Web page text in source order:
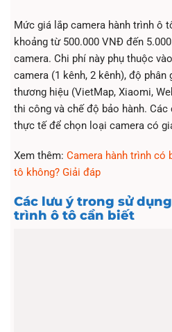
Mức giá lắp camera hành trình ô
khoảng từ 500.000 VNĐ đến
camera. Chi phí này phụ thuộc
camera (1 kênh, 2 kênh), độ
thương hiệu (VietMap, Xiaomi,
thi công và chế độ bảo hành. Các
thực tế để chọn loại camera có
Xem thêm: Camera hành trình có
tô không? Giải đáp
Các lưu ý trong sử
trình ô tô cần biết